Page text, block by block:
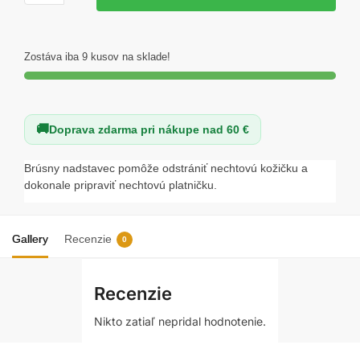
Brúsny nadstavec pomôže odstrániť nechtovú kožičku a
dokonale pripraviť nechtovú platničku.
Zostáva iba 9 kusov na sklade!
Doprava zdarma pri nákupe nad 60 €
Gallery Recenzie 0
Recenzie
Nikto zatiaľ nepridal hodnotenie.